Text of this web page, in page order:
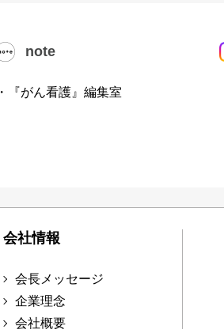
note
・『がん看護』編集室
会社情報
会長メッセージ
企業理念
会社概要